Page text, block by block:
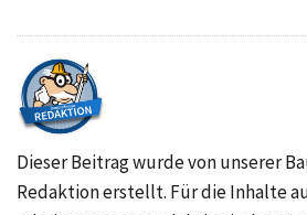
Dieser Beitrag wurde von unserer
Redaktion erstellt. Für die Inhalte